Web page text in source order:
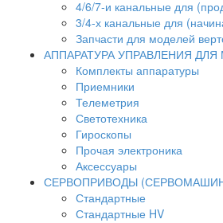
4/6/7-и канальные для
3/4-х канальные для
Запчасти для моделей
АППАРАТУРА УПРАВЛЕНИЯ
Комплекты аппаратуры
Приемники
Телеметрия
Светотехника
Гироскопы
Прочая электроника
Аксессуары
СЕРВОПРИВОДЫ
Стандартные
Стандартные HV